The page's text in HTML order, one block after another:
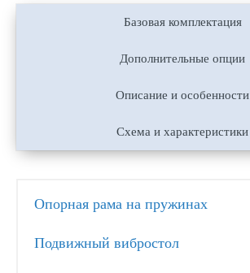
Базовая комплектация
Дополнительные опции
Описание и особенности
Схема и характеристики
Опорная рама на пружинах
Подвижный вибростол